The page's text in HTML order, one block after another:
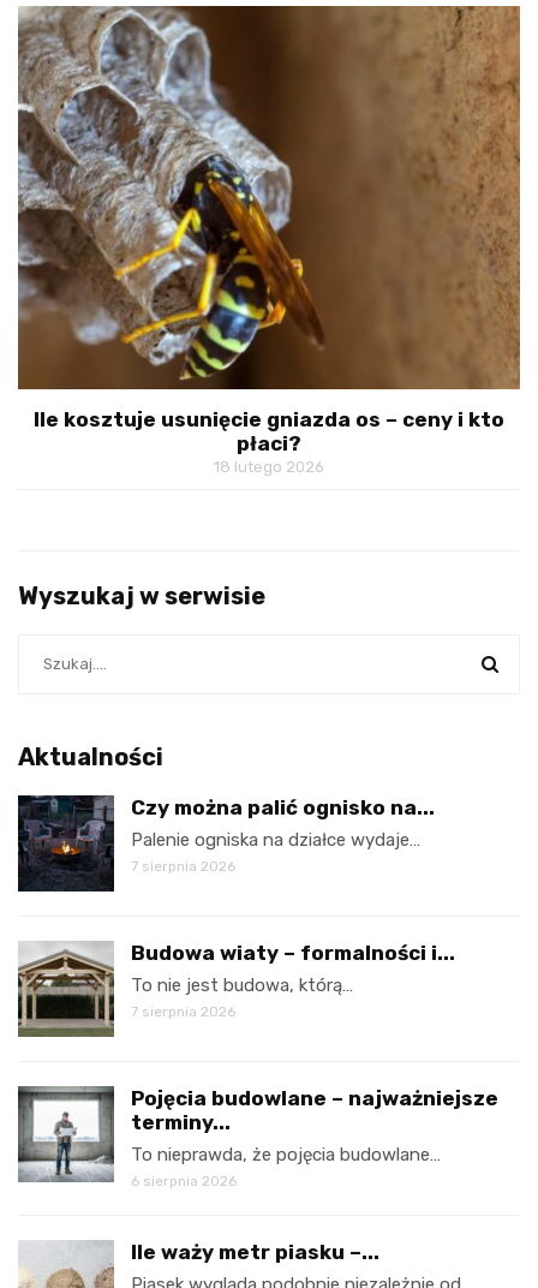
Ile kosztuje usunięcie gniazda os – ceny i kto
płaci?
18 lutego 2026
Wyszukaj w serwisie
Aktualności
Czy można palić ognisko na...
Palenie ogniska na działce wydaje…
7 sierpnia 2026
Budowa wiaty – formalności i...
To nie jest budowa, którą…
7 sierpnia 2026
Pojęcia budowlane – najważniejsze
terminy...
To nieprawda, że pojęcia budowlane…
6 sierpnia 2026
Ile waży metr piasku –...